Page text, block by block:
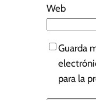
Web
Guarda
para la